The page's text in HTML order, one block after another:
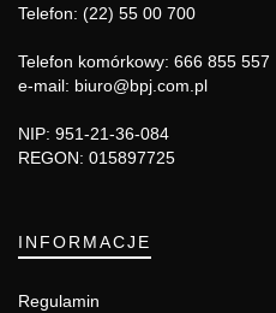
Telefon: (22) 55 00 700
Telefon komórkowy: 666 855 557
e-mail: biuro@bpj.com.pl
NIP: 951-21-36-084
REGON: 015897725
INFORMACJE
Regulamin